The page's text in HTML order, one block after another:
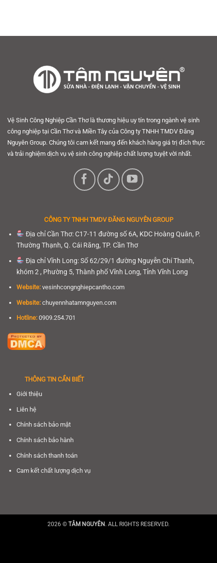
Vệ Sinh Công Nghiệp Cần Thơ là thương hiệu uy tín trong ngành vệ sinh
công nghiệp tại Cần Thơ và Miền Tây của Công ty TNHH TMDV Đăng
Nguyên Group. Chúng tôi cam kết mang đến khách hàng giá trị đích thực
và trải nghiệm dịch vụ vệ sinh công nghiệp chất lượng tuyệt vời nhất.
CÔNG TY TNHH TMDV ĐĂNG NGUYÊN GROUP
Địa chỉ Cần Thơ: C17-11 đường số 6A, KDC Hoàng Quân, P.
Thường Thạnh, Q. Cái Răng, TP. Cần Thơ
Địa chỉ Vĩnh Long: Số 62/29/1 đường Nguyễn Chí Thanh,
khóm 2 , Phường 5, Thành phố Vĩnh Long, Tỉnh Vĩnh Long
Website: vesinhcongnghiepcantho.com
Website: chuyennhatamnguyen.com
Hotline: 0909.254.701
THÔNG TIN CẦN BIẾT
Giới thiệu
Liên hệ
Chính sách bảo mật
Chính sách bảo hành
Chính sách thanh toán
Cam kết chất lượng dịch vụ
2026 © TÂM NGUYÊN . ALL RIGHTS RESERVED.